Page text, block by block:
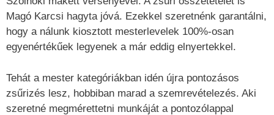
Magó Karcsi hagyta jóvá. Ezekkel szeretnénk garantálni,
hogy a nálunk kiosztott mesterlevelek 100%-osan
egyenértékűek legyenek a már eddig elnyertekkel.
Tehát a mester kategóriákban idén újra pontozásos
zsűrizés lesz, hobbiban marad a szemrevételezés. Aki
szeretné megmérettetni munkáját a pontozólappal